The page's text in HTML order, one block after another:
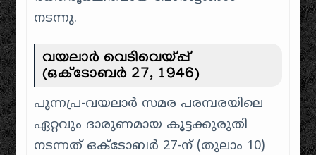
നടന്നു.
വയലാർ വെടിവെയ്പ്പ്
(ഒക്ടോബർ 27, 1946)
പുന്നപ്ര-വയലാർ സമര പരമ്പരയിലെ
ഏറ്റവും ദാരുണമായ കൂട്ടക്കുരുതി
നടന്നത് ഒക്ടോബർ 27-ന് (തുലാം 10)